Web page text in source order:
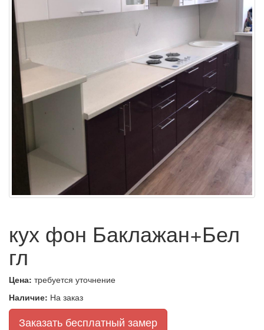
кух фон Баклажан+Бел
гл
Цена: требуется уточнение
Наличие: На заказ
Заказать бесплатный замер